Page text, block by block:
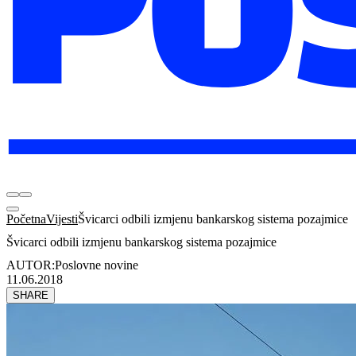
PočetnaVijestiŠvicarci odbili izmjenu bankarskog sistema pozajmice
Švicarci odbili izmjenu bankarskog sistema pozajmice
AUTOR:Poslovne novine
11.06.2018
SHARE